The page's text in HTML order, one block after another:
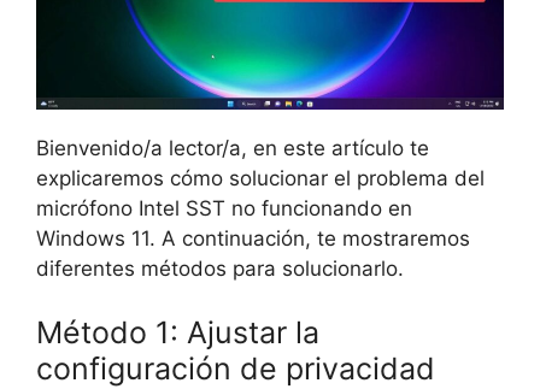
Bienvenido/a lector/a, en este artículo te
explicaremos cómo solucionar el problema del
micrófono Intel SST no funcionando en
Windows 11. A continuación, te mostraremos
diferentes métodos para solucionarlo.
Método 1: Ajustar la
configuración de privacidad